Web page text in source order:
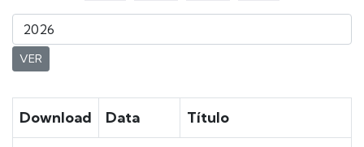
VER
Download Data Título